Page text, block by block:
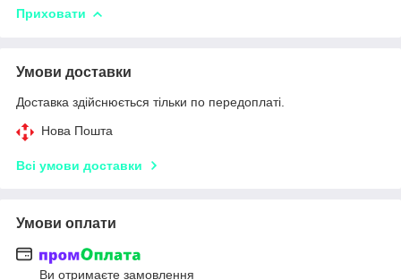
Приховати
Умови доставки
Доставка здійснюється тільки по передоплаті.
Нова Пошта
Всі умови доставки
Умови оплати
Ви отримаєте замовлення